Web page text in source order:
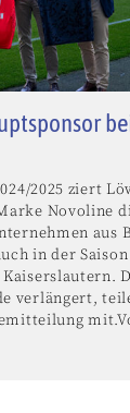
2025 ziert
Novoline
aus
in der Saison
Kaiserslautern.
verlängert,